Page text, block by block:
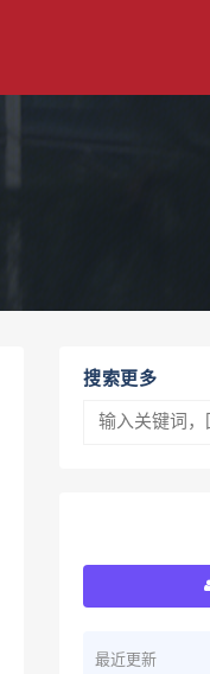
搜索更多
最近更新